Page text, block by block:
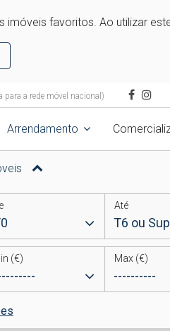
favoritos. Ao utilizar
para a rede móvel nacional)
Arrendamento
Até
(€) Max (€)